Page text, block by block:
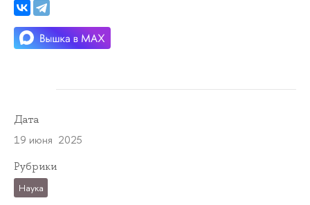
Дата
19 июня 2025
Рубрики
Наука